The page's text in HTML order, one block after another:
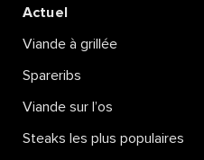
Actuel
Viande à grillée
Spareribs
Viande sur l’os
Steaks les plus populaires